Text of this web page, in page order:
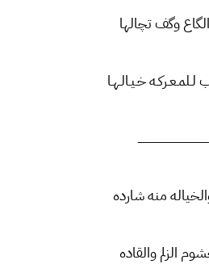
وگف تچالها
خـيـالـهـا
منه شارده
الزلم والقاده